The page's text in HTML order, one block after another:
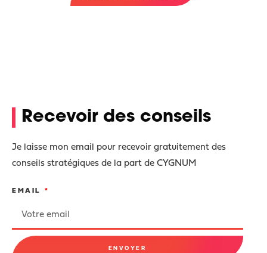
Recevoir des conseils
Je laisse mon email pour recevoir gratuitement des
conseils stratégiques de la part de CYGNUM
EMAIL
ENVOYER